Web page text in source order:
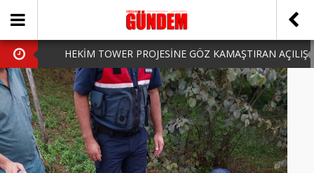
HEKİM TOWER PROJESİNE GÖZ KAMAŞTIRAN AÇILIŞ
AK PARTİ’DE YENİ YÜZLER
iPhone Arka Cam Değişimi ile Cihazınızı Koruyun
Hafta Sonu Şanlıurfa Çıkışlı Turlar Alternatifleri
HARUN CİCİ: VİDEOYU GÖRÜNCE GÖZLERİM DOLDU